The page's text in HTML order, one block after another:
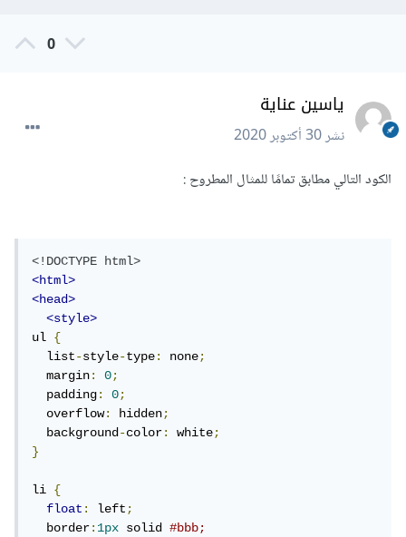
0
ياسين عناية
نشر30 أكتوبر 2020
الكود التالي مطابق تمامًا للمثال المطروح :
<!DOCTYPE html>
<html>
<head>
<style>
ul {
  list
-style-type: none;
  margin
: 0;
  padding
: 0;
  overflow
: hidden;
  background
-color: white;
}
li {
float: left;
  border
:1px solid #bbb;